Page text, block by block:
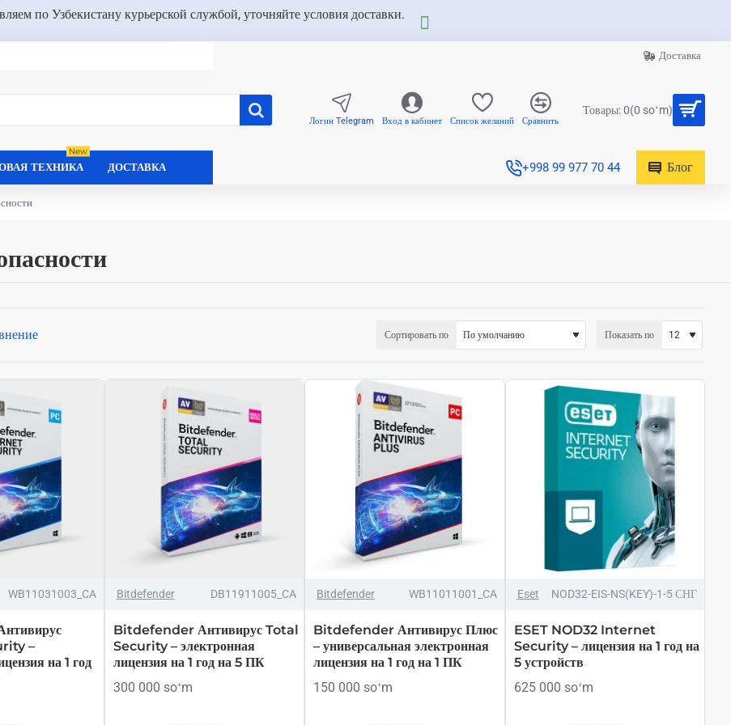
по Узбекистану курьерской службой, уточняйте условия доставки.
Доставка
Логин Telegram Вход в кабинет Список желаний Сравнить
Товары: 0(0 soʻm)
ТЕХНИКА
New
ДОСТАВКА +998 99 977 70 44 Блог
Сортировать по Показать по
WB11031003_CA
–
на 1 год
Bitdefender DB11911005_CA
Bitdefender Антивирус Total
Security – электронная
лицензия на 1 год на 5 ПК
300 000 soʻm
Bitdefender WB11011001_CA
Bitdefender Антивирус Плюс
– универсальная электронная
лицензия на 1 год на 1 ПК
150 000 soʻm
HOT
ТОЛЬКО ОНЛАЙН
Eset NOD32-EIS-NS(KEY)-1-5 СНГ
ESET NOD32 Internet
Security – лицензия на 1 год на
5 устройств
625 000 soʻm